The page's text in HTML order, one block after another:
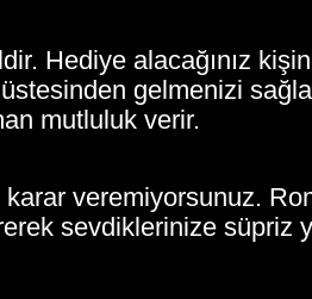
Hediye alacağınız
gelmenizi
mutluluk verir.
veremiyorsunuz.
sevdiklerinize süpriz